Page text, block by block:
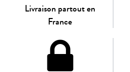
Livraison partout en
France